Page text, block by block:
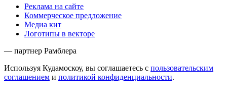
Реклама на сайте
Коммерческое предложение
Медиа кит
Логотипы в векторе
— партнер Рамблера
Используя Кудамоскоу, вы соглашаетесь с пользовательским
соглашением и политикой конфиденциальности.